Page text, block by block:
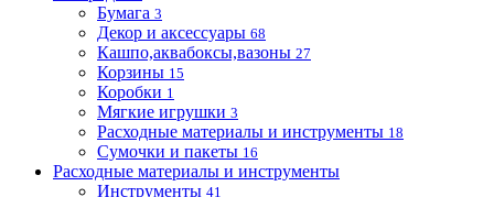
Бумага 3
Декор и аксессуары 68
Кашпо,аквабоксы,вазоны 27
Корзины 15
Коробки 1
Мягкие игрушки 3
Расходные материалы и инструменты 18
Сумочки и пакеты 16
Расходные материалы и инструменты
Инструменты 41